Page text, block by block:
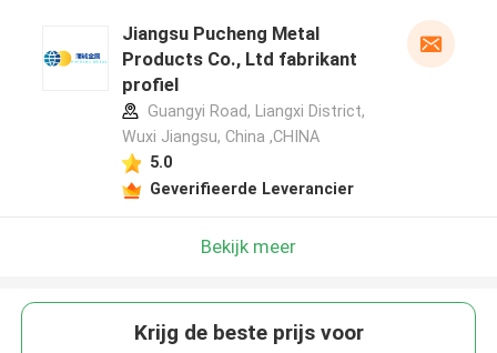
Jiangsu Pucheng Metal
Products Co., Ltd fabrikant
profiel
Guangyi Road, Liangxi District,
Wuxi Jiangsu, China ,CHINA
5.0
Geverifieerde Leverancier
Bekijk meer
Krijg de beste prijs voor